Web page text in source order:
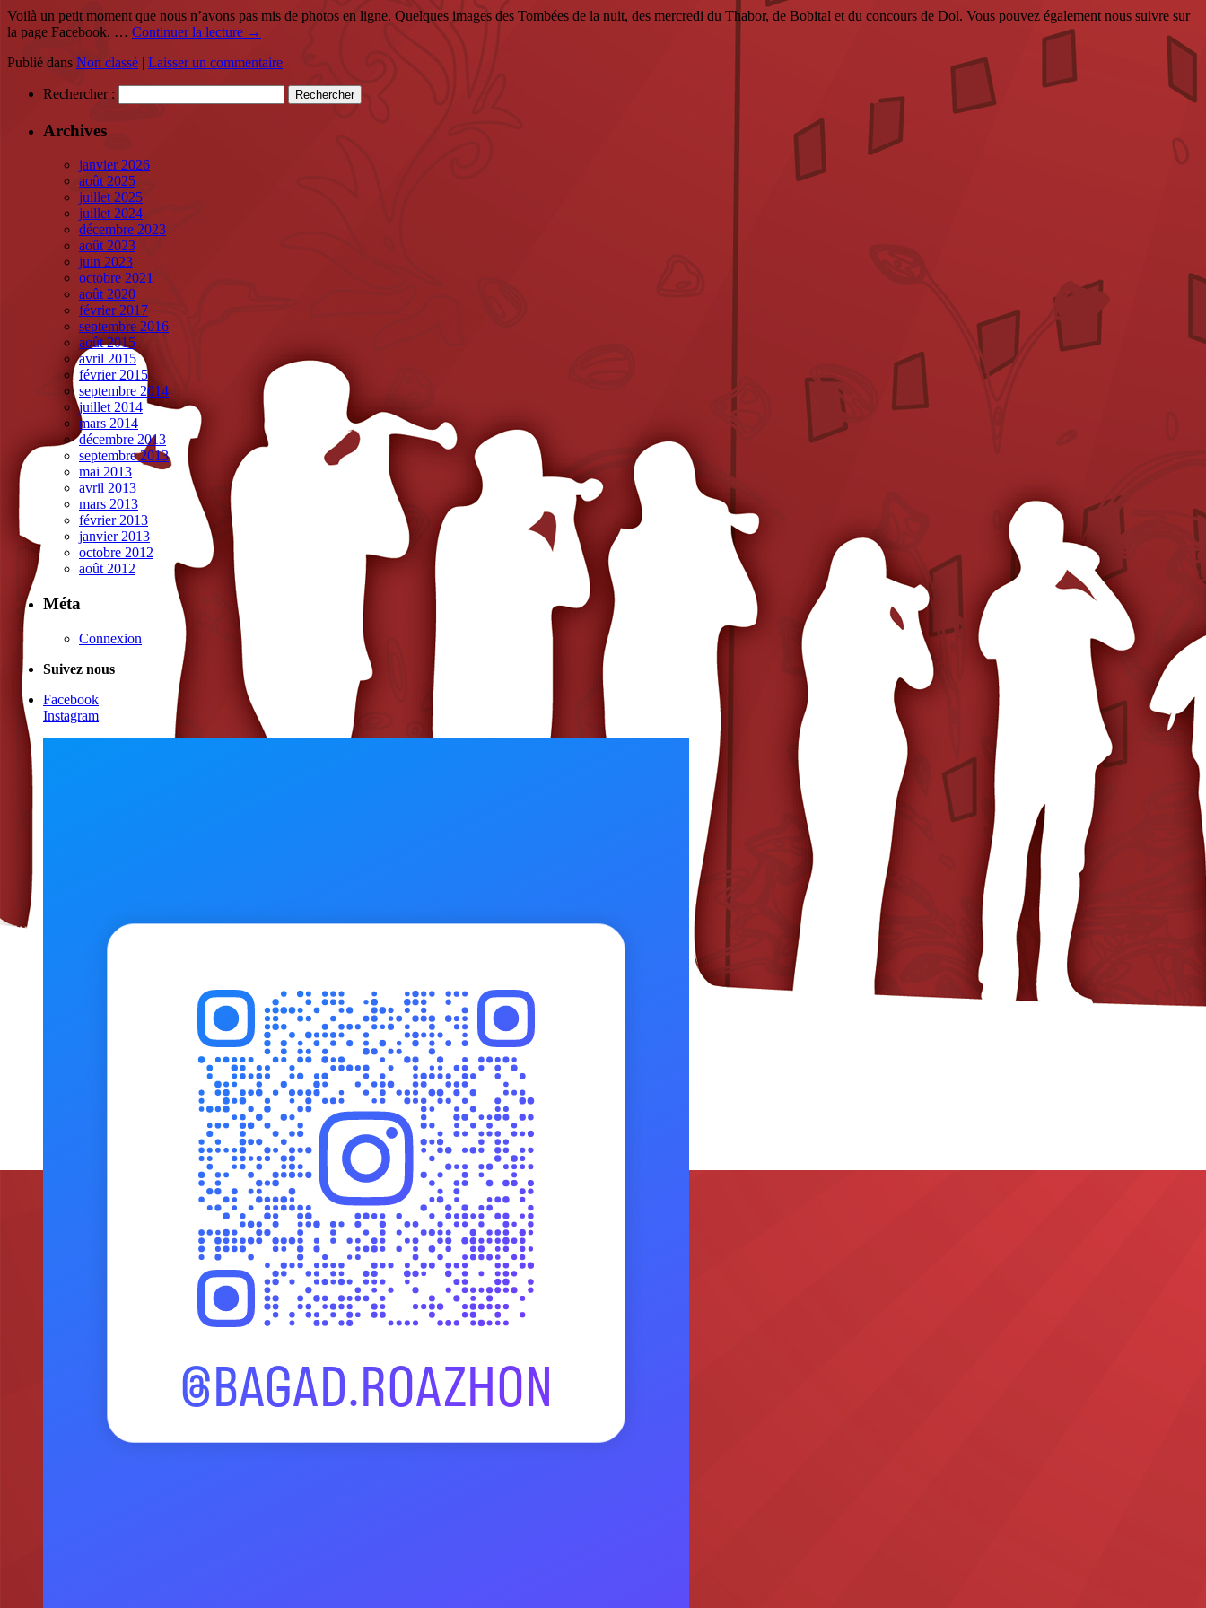
Voilà un petit moment que nous n’avons pas mis de photos en ligne. Quelques images des Tombées de la nuit, des mercredi du Thabor, de Bobital et du concours de Dol. Vous pouvez également nous suivre sur
la page Facebook. … Continuer la lecture →
Publié dans Non classé | Laisser un commentaire
Rechercher :
Archives
janvier 2026
août 2025
juillet 2025
juillet 2024
décembre 2023
août 2023
juin 2023
octobre 2021
août 2020
février 2017
septembre 2016
août 2015
avril 2015
février 2015
septembre 2014
juillet 2014
mars 2014
décembre 2013
septembre 2013
mai 2013
avril 2013
mars 2013
février 2013
janvier 2013
octobre 2012
août 2012
Méta
Connexion
Suivez nous
Facebook
Instagram